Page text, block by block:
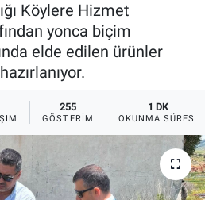
Köylere Hizmet
yonca biçim
elde edilen ürünler
255
GÖSTERIM
1 DK
OKUNMA SÜRESI